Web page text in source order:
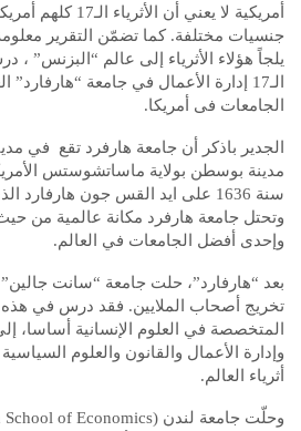
أمريكية لا يعني أن
جنسيات مختلفة. كما تضمّن التقرير
الـ17 إدارة الأعمال في جامعة
الجامعات فى أمريكا.
الجدير باذكر أن جامعة هارفرد تقع في
مدينة بوسطن بولاية ماساتشوستس
سنة 1636 على ايد القس جون
وتحتل جامعة هارفرد مكانة عالمية من
وإحدى أفضل الجامعات في العالم.
بعد “هارفارد”، حلت جامعة “سانت جالين”
تخريج أصحاب الملايين. فقد درس في هذه
المتخصصة في العلوم الإنسانية أساسا،
أثرياء العالم.